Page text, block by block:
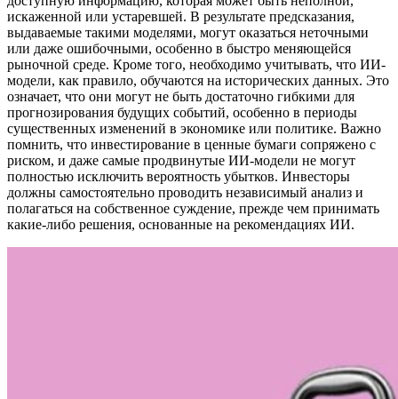
искаженной или устаревшей. В результате предсказания,
выдаваемые такими моделями, могут оказаться неточными
или даже ошибочными, особенно в быстро меняющейся
рыночной среде. Кроме того, необходимо учитывать, что ИИ-
модели, как правило, обучаются на исторических данных. Это
означает, что они могут не быть достаточно гибкими для
прогнозирования будущих событий, особенно в периоды
существенных изменений в экономике или политике. Важно
помнить, что инвестирование в ценные бумаги сопряжено с
риском, и даже самые продвинутые ИИ-модели не могут
полностью исключить вероятность убытков. Инвесторы
должны самостоятельно проводить независимый анализ и
полагаться на собственное суждение, прежде чем принимать
какие-либо решения, основанные на рекомендациях ИИ.